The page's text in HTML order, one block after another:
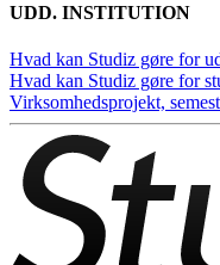
UDD. INSTITUTION
Hvad kan Studiz gøre for
Hvad kan Studiz gøre for
Virksomhedsprojekt,